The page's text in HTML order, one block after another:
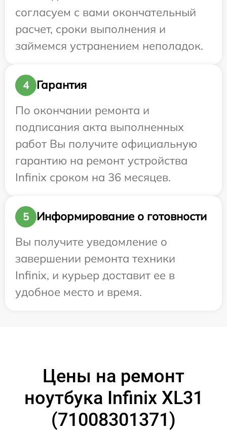
согласуем с вами окончательный
расчет, сроки выполнения и
займемся устранением неполадок.
4
Гарантия
По окончании ремонта и
подписания акта выполненных
работ Вы получите официальную
гарантию на ремонт устройства
Infinix сроком на 36 месяцев.
5
Информирование о готовности
Вы получите уведомление о
завершении ремонта техники
Infinix, и курьер доставит ее в
удобное место и время.
Цены на ремонт
ноутбука Infinix XL31
(71008301371)